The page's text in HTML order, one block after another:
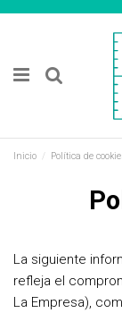
Inicio Política de
La siguiente
refleja el
La Empresa),